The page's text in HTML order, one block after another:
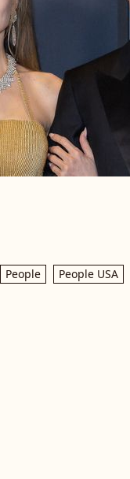
People People USA